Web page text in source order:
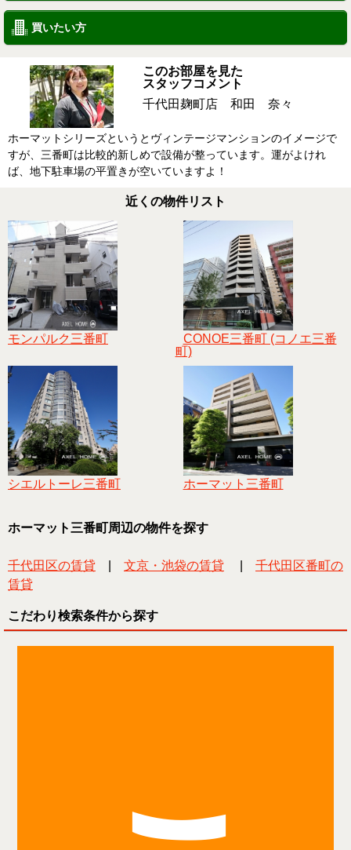
買いたい方
このお部屋を見た
スタッフコメント
千代田麹町店 和田 奈々
ホーマットシリーズというとヴィンテージマンションのイメージで
すが、三番町は比較的新しめで設備が整っています。運がよけれ
ば、地下駐車場の平置きが空いていますよ！
近くの物件リスト
モンパルク三番町
CONOE三番町 (コノエ三番
町)
シエルトーレ三番町 ホーマット三番町
ホーマット三番町周辺の物件を探す
千代田区の賃貸 文京・池袋の賃貸
千代田区番町の
賃貸
こだわり検索条件から探す